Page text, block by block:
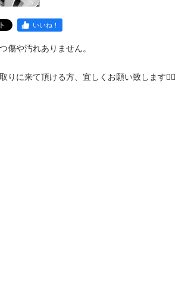
いいね！
傷や汚れありません。
りに来て頂ける方、宜しくお願い致します🙇‍♀️